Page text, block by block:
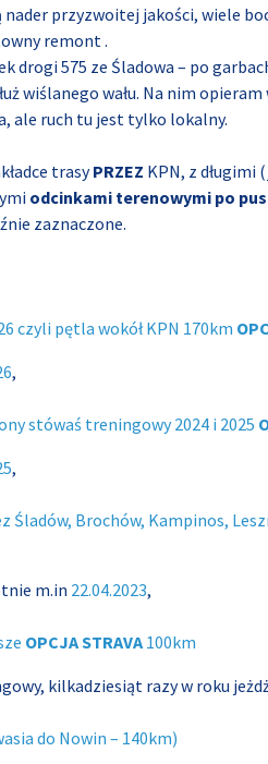
przyzwoitej jakości, wiele
remont .
drogi 575 ze Śladowa – po
wiślanego wału. Na nim
ale ruch tu jest tylko lokalny.
trasyPRZEZ KPN, z długimi
odcinkami terenowymi po
zaznaczone.
czyli pętla wokół KPN 170km
,
stówaś treningowy 2024 i 2025
,
Śladów, Brochów, Kampinos,
m.in 22.04.2023,
OPCJA STRAVA 100km
kilkadziesiąt razy w roku
do Nowin – 140km)